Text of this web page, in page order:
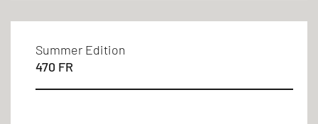
Miejsca siedzące
Summer Edition
470 FR